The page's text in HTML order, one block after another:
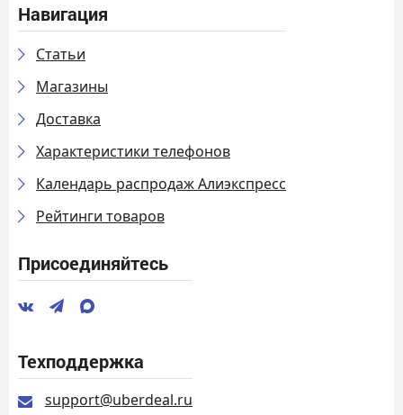
Навигация
Статьи
Магазины
Доставка
Характеристики телефонов
Календарь распродаж Алиэкспресс
Рейтинги товаров
Присоединяйтесь
Техподдержка
support@uberdeal.ru